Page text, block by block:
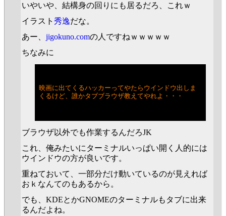
いやいや、結構身の回りにも居るだろ、これｗ
イラスト 秀逸だな。
あー、 jigokuno.comの人ですねｗｗｗｗｗ
ちなみに
映画に出てくるハッカーってやたらウインドウ出しま
くるけど、誰かタブブラウザ教えてやれよ・・・
ブラウザ以外でも作業するんだろJK
これ、俺みたいにターミナルいっぱい開く人的には
ウインドウの方が良いです。
重ねておいて、一部分だけ動いているのが見えれば
おｋなんてのもあるから。
でも、KDEとかGNOMEのターミナルもタブに出来
るんだよね。